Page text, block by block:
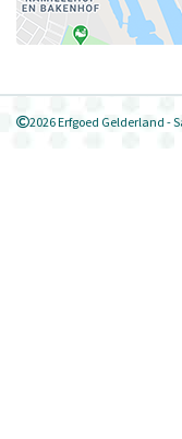
2026 Erfgoed Gelderland -